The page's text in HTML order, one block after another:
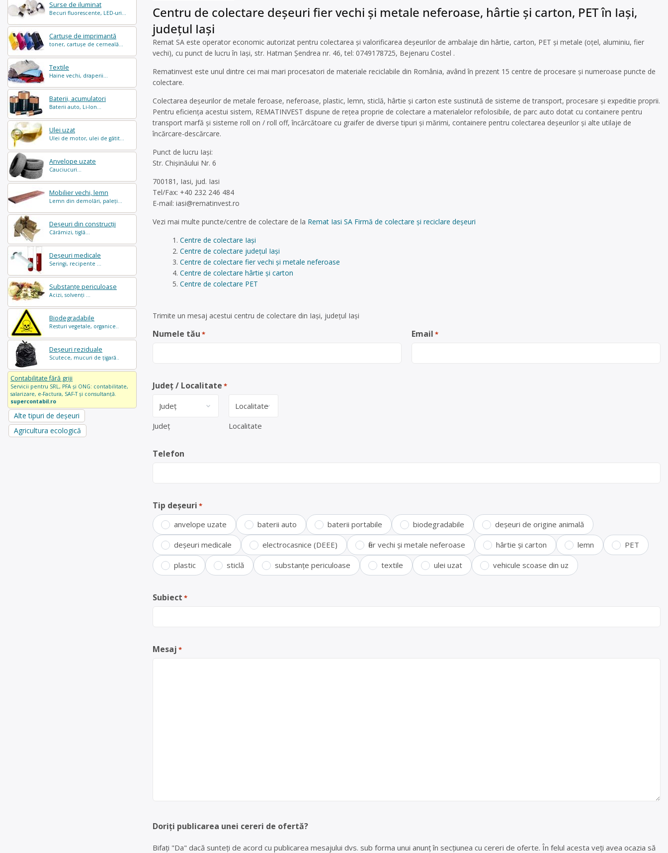
Surse de iluminat
Becuri fluorescente, LED-uri...
Cartușe de imprimantă
toner, cartușe de cerneală...
Textile
Haine vechi, draperii...
Baterii, acumulatori
Baterii auto, Li-Ion...
Ulei uzat
Ulei de motor, ulei de gătit...
Anvelope uzate
Cauciucuri...
Mobilier vechi, lemn
Lemn din demolări, paleți...
Deșeuri din construcții
Cărămizi, tiglă...
Deșeuri medicale
Seringi, recipente ...
Substanțe periculoase
Acizi, solvenți ...
Biodegradabile
Resturi vegetale, organice..
Deșeuri reziduale
Scutece, mucuri de țigară..
Contabilitate fără griji
Servicii pentru SRL, PFA și ONG: contabilitate,
salarizare, e-Factura, SAF-T și consultanță.
supercontabil.ro
Alte tipuri de deșeuri
Agricultura ecologică
Centru de colectare deșeuri fier vechi și metale neferoase, hârtie și carton, PET în Iași,
județul Iași
Remat SA este operator economic autorizat pentru colectarea și valorificarea deșeurilor de ambalaje din hârtie, carton, PET și metale (oțel, aluminiu, fier
vechi), cu punct de lucru în Iași, str. Hatman Șendrea nr. 46, tel: 0749178725, Bejenaru Costel .
Rematinvest este unul dintre cei mai mari procesatori de materiale reciclabile din România, având în prezent 15 centre de procesare și numeroase puncte de
colectare.
Colectarea deșeurilor de metale feroase, neferoase, plastic, lemn, sticlă, hârtie și carton este sustinută de sisteme de transport, procesare și expeditie proprii.
Pentru eficiența acestui sistem, REMATINVEST dispune de reţea proprie de colectare a materialelor refolosibile, de parc auto dotat cu containere pentru
transport marfă şi sisteme roll on / roll off, încărcătoare cu graifer de diverse tipuri şi mărimi, containere pentru colectarea deşeurilor și alte utilaje de
încărcare-descărcare.
Punct de lucru Iași:
Str. Chișinăului Nr. 6
700181, Iasi, jud. Iasi
Tel/Fax: +40 232 246 484
E-mail: iasi@rematinvest.ro
Vezi mai multe puncte/centre de colectare de la Remat Iasi SA Firmă de colectare și reciclare deșeuri
Centre de colectare Iași
Centre de colectare județul Iași
Centre de colectare fier vechi și metale neferoase
Centre de colectare hârtie și carton
Centre de colectare PET
Trimite un mesaj acestui centru de colectare din Iași, județul Iași
Numele tău * Email *
Județ / Localitate *
Județ Localitate
Telefon
Tip deșeuri *
anvelope uzate baterii auto baterii portabile biodegradabile deșeuri de origine animală
deșeuri medicale electrocasnice (DEEE) fier vechi și metale neferoase hârtie și carton lemn PET
plastic sticlă substanțe periculoase textile ulei uzat vehicule scoase din uz
Subiect *
Mesaj *
Doriți publicarea unei cereri de ofertă?
Bifați "Da" dacă sunteți de acord cu publicarea mesajului dvs. sub forma unui anunț în secțiunea cu cereri de oferte. În felul acesta veți avea ocazia să